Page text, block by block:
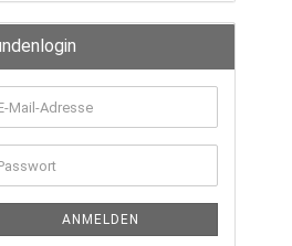
ANMELDEN